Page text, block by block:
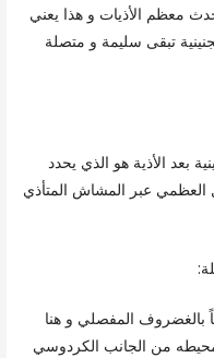
معظم الأذيات و هذا يعني
تبقى سليمة و متصلة
بعد الأذية هو الذي يحدد
العظمي عبر المشاش المتأذي
بالغضروف المفصلي و هنا
من الجانب الكردوسي